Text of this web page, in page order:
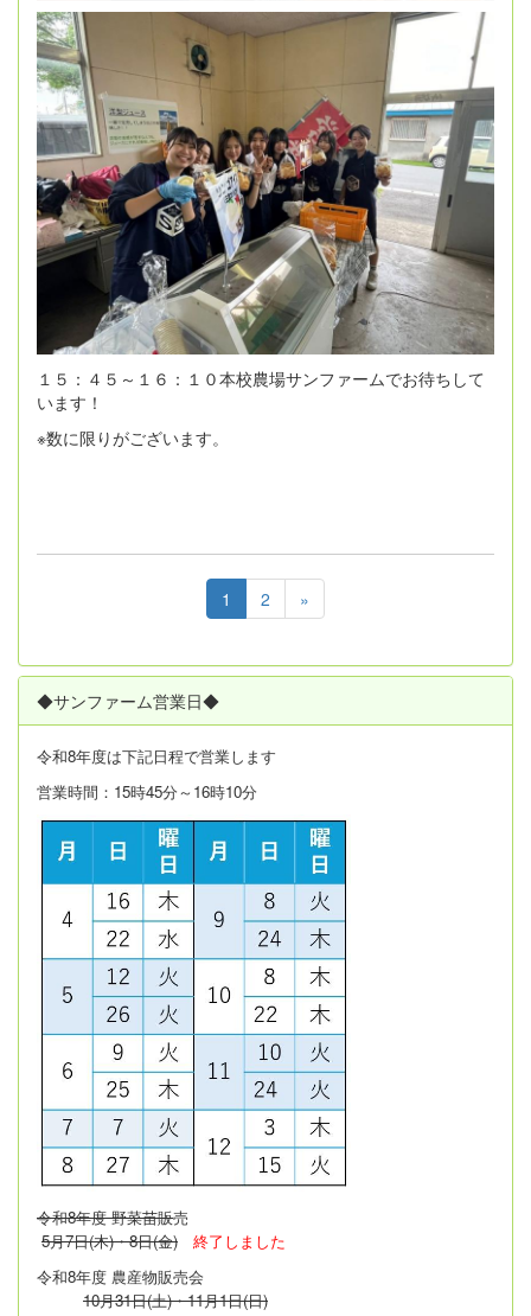
１５：４５～１６：１０本校農場サンファームでお待ちして
います！
※数に限りがございます。
1 2 »
◆サンファーム営業日◆
令和8年度は下記日程で営業します
営業時間：15時45分～16時10分
令和8年度 野菜苗販売
5月7日(木)・8日(金)
終了しました
令和8年度 農産物販売会
10月31日(土)・11月1日(日)